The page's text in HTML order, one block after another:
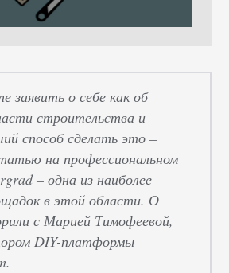
заявить о себе как об
строительства и
способ сделать это –
на профессиональном
– одна из наиболее
в этой области. О
с Марией Тимофеевой,
DIY-платформы